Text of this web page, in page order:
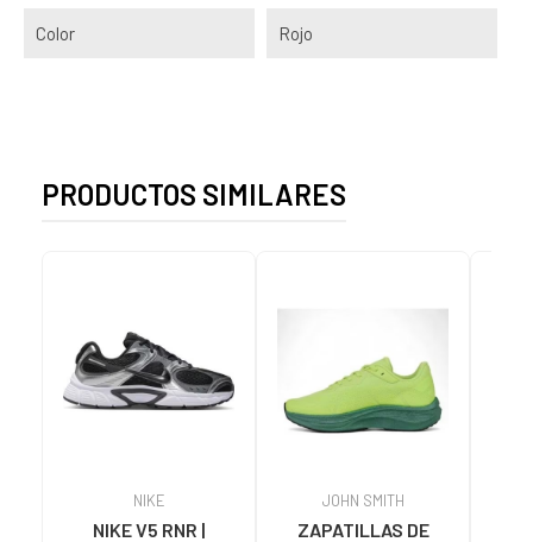
Color Rojo
PRODUCTOS SIMILARES
NIKE
NIKE V5 RNR |
JOHN SMITH
ZAPATILLAS DE